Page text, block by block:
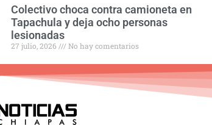
Colectivo choca contra camioneta en
Tapachula y deja ocho personas
lesionadas
27 julio, 2026 No hay comentarios